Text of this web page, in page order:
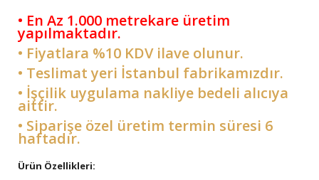
• En Az 1.000 metrekare üretim
yapılmaktadır.
• Fiyatlara %10 KDV ilave olunur.
• Teslimat yeri İstanbul fabrikamızdır.
• İşçilik uygulama nakliye bedeli alıcıya
aittir.
• Siparişe özel üretim termin süresi 6
haftadır.
Ürün Özellikleri: